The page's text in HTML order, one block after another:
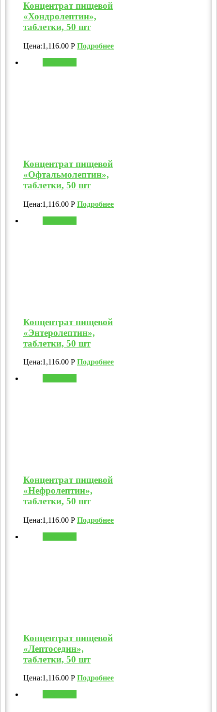
Концентрат пищевой
«Хондролептин»,
таблетки, 50 шт
Цена:1,116.00 Р Подробнее
Концентрат пищевой
«Офтальмолептин»,
таблетки, 50 шт
Цена:1,116.00 Р Подробнее
Концентрат пищевой
«Энтеролептин»,
таблетки, 50 шт
Цена:1,116.00 Р Подробнее
Концентрат пищевой
«Нефролептин»,
таблетки, 50 шт
Цена:1,116.00 Р Подробнее
Концентрат пищевой
«Лептоседин»,
таблетки, 50 шт
Цена:1,116.00 Р Подробнее